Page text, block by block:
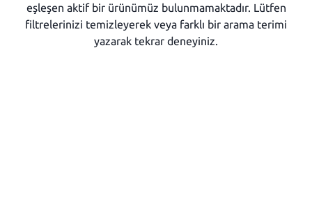
eşleşen aktif bir ürünümüz bulunmamaktadır. Lütfen
filtrelerinizi temizleyerek veya farklı bir arama terimi
yazarak tekrar deneyiniz.